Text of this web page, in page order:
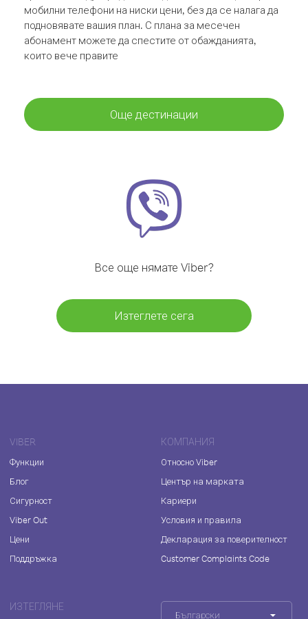
мобилни телефони на ниски цени, без да се налага да
подновявате вашия план. С плана за месечен
абонамент можете да спестите от обажданията,
които вече правите
Още дестинации
Все още нямате Viber?
Изтеглете сега
VIBER
Функции
Блог
Сигурност
Viber Out
Цени
Поддръжка
КОМПАНИЯ
Относно Viber
Център на марката
Кариери
Условия и правила
Декларация за поверителност
Customer Complaints Code
ИЗТЕГЛЯНЕ
Български